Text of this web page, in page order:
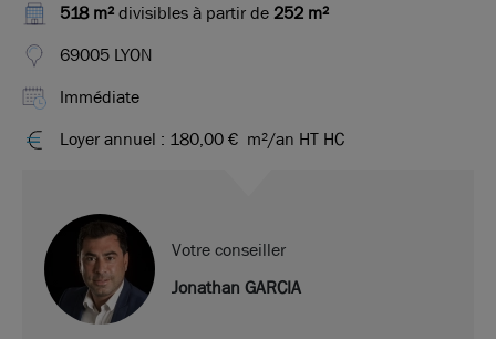
518 m²divisibles à partir de 252 m²
69005 LYON
Immédiate
Loyer annuel : 180,00 € m²/an HT HC
Votre conseiller
Jonathan GARCIA